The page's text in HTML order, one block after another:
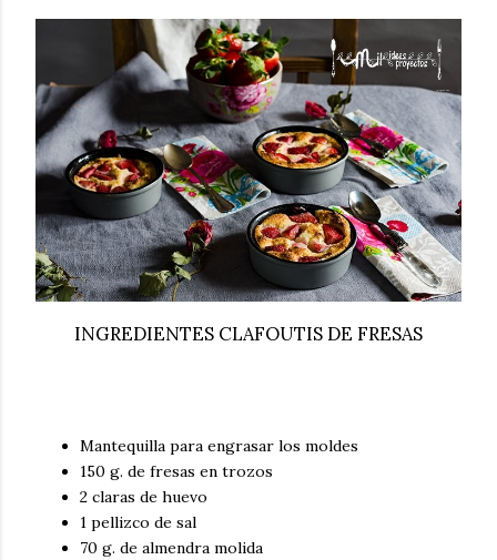
INGREDIENTES CLAFOUTIS DE FRESAS
Mantequilla para engrasar los moldes
150 g. de fresas en trozos
2 claras de huevo
1 pellizco de sal
70 g. de almendra molida